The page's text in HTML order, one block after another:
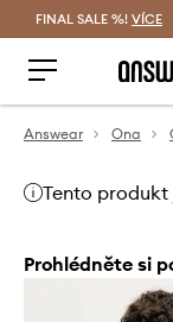
FINAL SALE %! VÍCE
Answear Ona
Tento
Prohlédněte si